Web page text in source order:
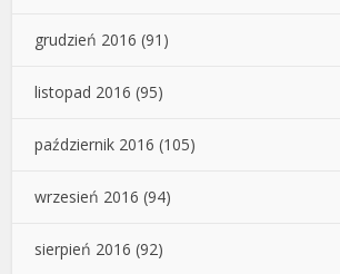
grudzień 2016 (91)
listopad 2016 (95)
październik 2016 (105)
wrzesień 2016 (94)
sierpień 2016 (92)